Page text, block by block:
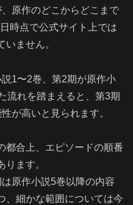
原作のどこからどこまで
時点で公式サイト上では
ません。
1〜2巻、第2期が原作小
流れを踏まえると、第3期
が高いと見られます。
都合上、エピソードの順番
ます。
原作小説5巻以降の内容
、細かな範囲については今